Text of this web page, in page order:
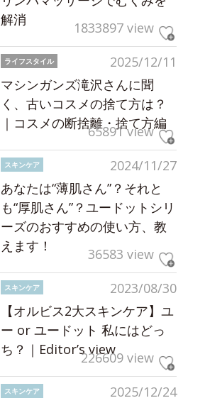
解消
1833897 view
2025/12/11
ライフスタイル
マシンガンズ滝沢さんに聞
く、古いコスメの捨て方は？
｜コスメの断捨離・捨て方編
65891 view
2024/11/27
スキンケア
あなたは“薄肌さん”？それと
も“厚肌さん”？ユードットシリ
ーズのおすすめの使い方、教
えます！
36583 view
2023/08/30
スキンケア
【オルビス2大スキンケア】ユ
ー or ユードット 私にはどっ
ち？｜Editor’s view226609 view
2025/12/24
スキンケア